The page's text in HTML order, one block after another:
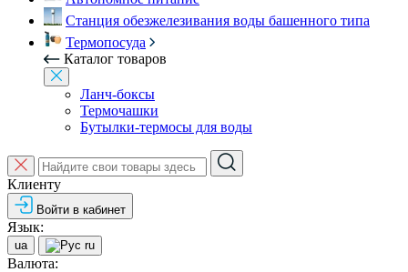
Станция обезжелезивания воды башенного типа
Термопосуда
Каталог товаров
Ланч-боксы
Термочашки
Бутылки-термосы для воды
Клиенту
Войти в кабинет
Язык:
ua ru
Валюта: